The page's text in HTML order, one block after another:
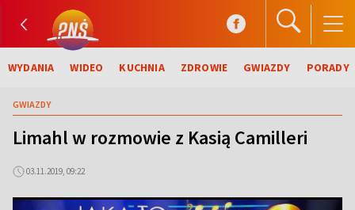
WYDANIA WIDEO KUCHNIA ZDROWIE GWIAZDY PORADY
GWIAZDY
Limahl w rozmowie z Kasią Camilleri
03.11.2019, 09:22